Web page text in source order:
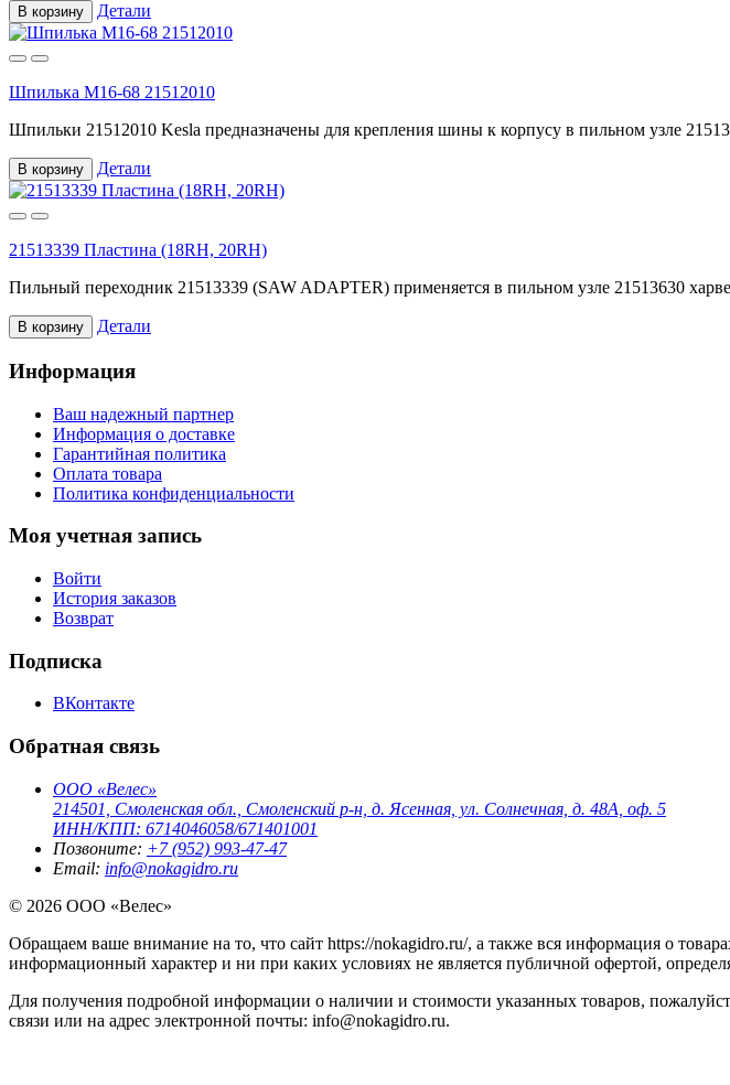
В корзину Детали
Шпилька M16-68 21512010
Шпильки 21512010 Kesla предназначены для крепления шины к корпусу в пильном узле
В корзину Детали
21513339 Пластина (18RH, 20RH)
Пильный переходник 21513339 (SAW ADAPTER) применяется в пильном узле 21513630
В корзину Детали
Информация
Ваш надежный партнер
Информация о доставке
Гарантийная политика
Оплата товара
Политика конфиденциальности
Моя учетная запись
Войти
История заказов
Возврат
Подписка
ВКонтакте
Обратная связь
ООО «Велес»
214501, Смоленская обл., Смоленский р-н, д. Ясенная, ул. Солнечная, д. 48А, оф. 5
ИНН/КПП: 6714046058/671401001
Позвоните: +7 (952) 993-47-47
Email: info@nokagidro.ru
© 2026 ООО «Велес»
Обращаем ваше внимание на то, что сайт https://nokagidro.ru/, а также вся информация о
информационный характер и ни при каких условиях не является публичной офертой,
Для получения подробной информации о наличии и стоимости указанных товаров,
связи или на адрес электронной почты: info@nokagidro.ru.